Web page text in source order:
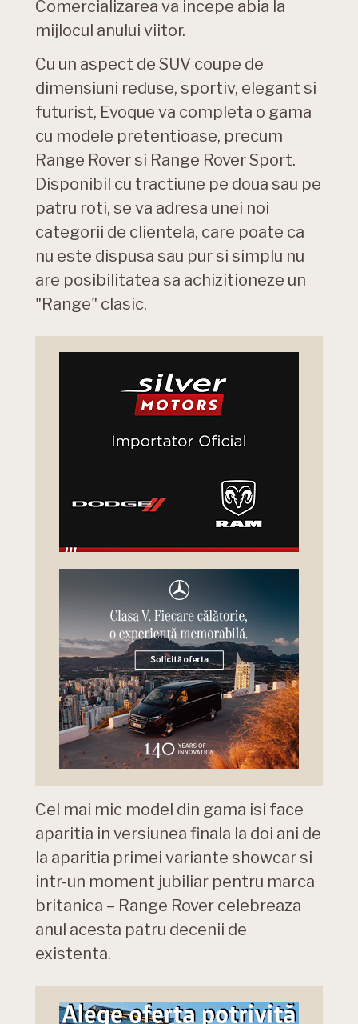
Comercializarea va incepe abia la
mijlocul anului viitor.
Cu un aspect de SUV coupe de
dimensiuni reduse, sportiv, elegant si
futurist, Evoque va completa o gama
cu modele pretentioase, precum
Range Rover si Range Rover Sport.
Disponibil cu tractiune pe doua sau pe
patru roti, se va adresa unei noi
categorii de clientela, care poate ca
nu este dispusa sau pur si simplu nu
are posibilitatea sa achizitioneze un
"Range" clasic.
Cel mai mic model din gama isi face
aparitia in versiunea finala la doi ani de
la aparitia primei variante showcar si
intr-un moment jubiliar pentru marca
britanica – Range Rover celebreaza
anul acesta patru decenii de
existenta.